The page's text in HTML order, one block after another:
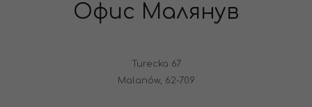
Офис Малянув
Turecka 67
Malanów, 62-709